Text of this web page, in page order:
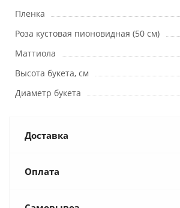
Пленка
Роза кустовая пионовидная (50 см)
Маттиола
Высота букета, см
Диаметр букета
Доставка
Оплата